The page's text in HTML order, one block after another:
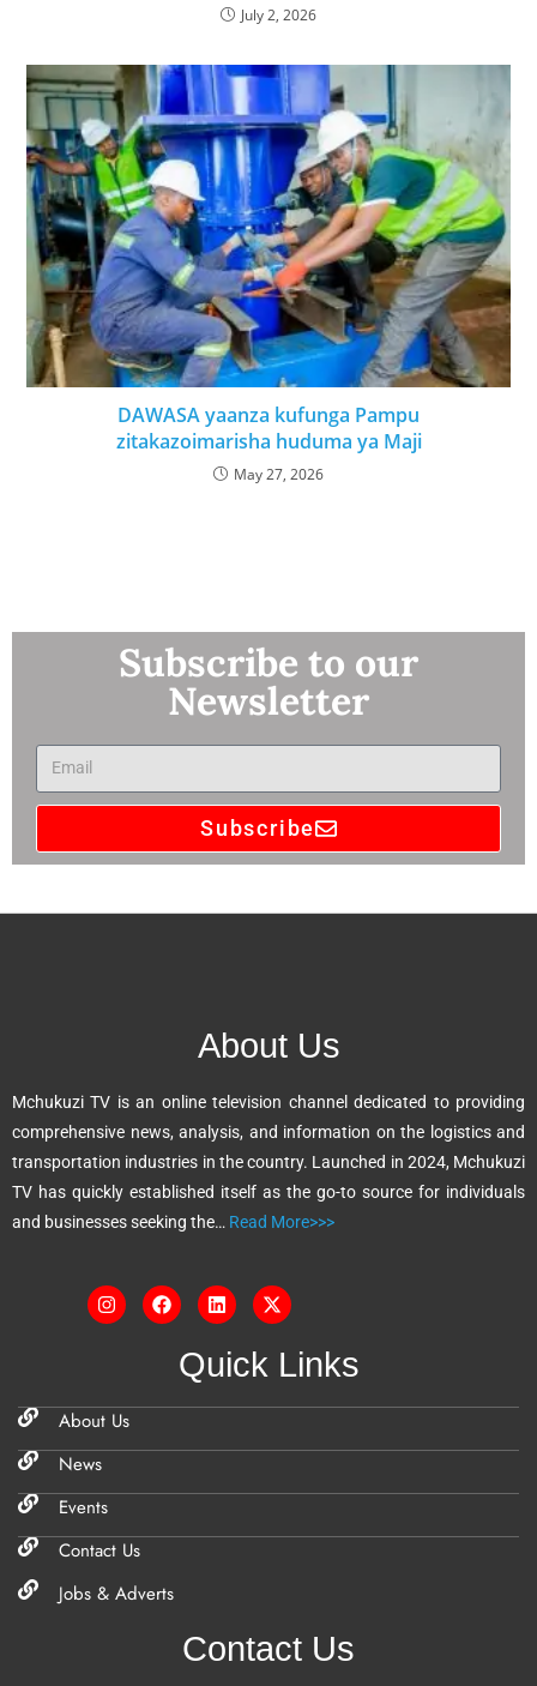
July 2, 2026
DAWASA yaanza kufunga Pampu
zitakazoimarisha huduma ya Maji
May 27, 2026
Subscribe to our
Newsletter
Subscribe
A
i
v
e
:
About Us
Mchukuzi TV is an online television channel dedicated to providing
comprehensive news, analysis, and information on the logistics and
transportation industries in the country. Launched in 2024, Mchukuzi
TV has quickly established itself as the go-to source for individuals
and businesses seeking the… Read More>>>
Quick Links
About Us
News
Events
Contact Us
Jobs & Adverts
Contact Us